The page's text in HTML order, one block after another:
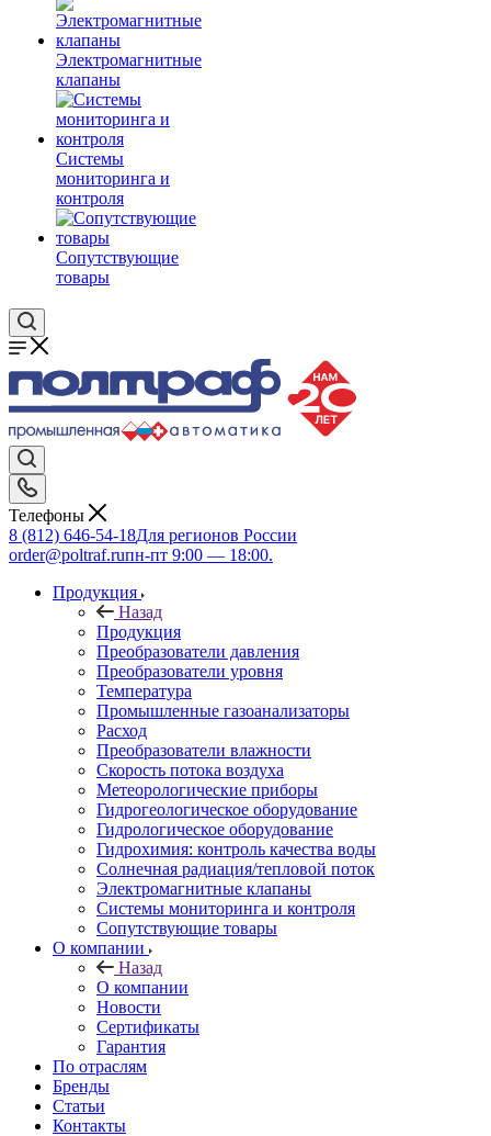
Электромагнитные
клапаны
Системы
мониторинга и
контроля
Сопутствующие
товары
Телефоны
8 (812) 646-54-18Для регионов России
order@poltraf.ruпн-пт 9:00 — 18:00.
Продукция
Назад
Продукция
Преобразователи давления
Преобразователи уровня
Температура
Промышленные газоанализаторы
Расход
Преобразователи влажности
Скорость потока воздуха
Метеорологические приборы
Гидрогеологическое оборудование
Гидрологическое оборудование
Гидрохимия: контроль качества воды
Солнечная радиация/тепловой поток
Электромагнитные клапаны
Системы мониторинга и контроля
Сопутствующие товары
О компании
Назад
О компании
Новости
Сертификаты
Гарантия
По отраслям
Бренды
Статьи
Контакты